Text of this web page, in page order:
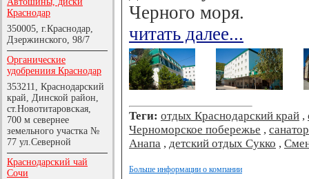
Краснодар
350005, г.Краснодар,
Дзержинского, 98/7
Органические
удобрениия Краснодар
353211, Краснодарский
край, Динской район,
ст.Новотитаровская,
700 м севернее
земельного участка №
77 ул.Северной
Краснодарский чай
Сочи
Черного моря.
читать далее...
Теги: отдых Краснодарский край ,
Черноморское побережье ,
Анапа , детский отдых Сукко ,
Больше информации о компании